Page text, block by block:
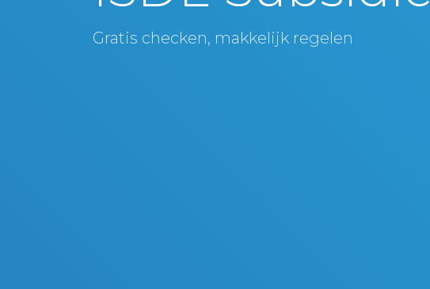
Gratis checken, makkelijk regelen